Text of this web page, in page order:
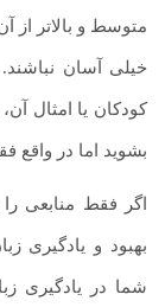
متوسط و بالاتر از
خیلی آسان نباشند.
کودکان یا امثال
بشوید اما در واقع
اگر فقط منابعی را
بهبود و یادگیری
شما در یادگیری